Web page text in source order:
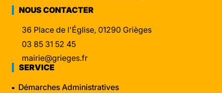
NOUS CONTACTER
36 Place de l'Église, 01290 Grièges
03 85 31 52 45
mairie@grieges.fr
SERVICE
Démarches Administratives